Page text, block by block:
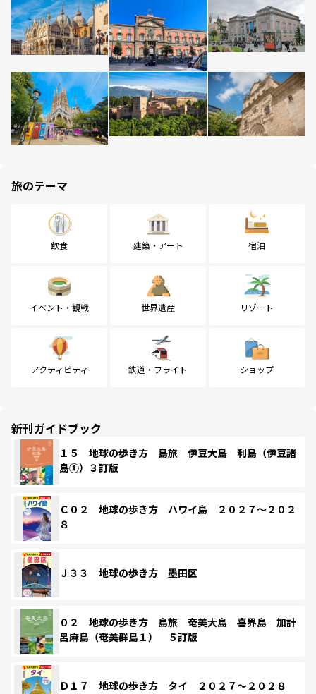
旅のテーマ
飲食 建築・アート 宿泊
イベント・観戦 世界遺産 リゾート
アクティビティ 鉄道・フライト ショップ
新刊ガイドブック
１５ 地球の歩き方 島旅 伊豆大島 利島（伊豆諸
島①）３訂版
Ｃ０２ 地球の歩き方 ハワイ島 ２０２７～２０２
８
Ｊ３３ 地球の歩き方 墨田区
０２ 地球の歩き方 島旅 奄美大島 喜界島 加計
呂麻島（奄美群島１） ５訂版
Ｄ１７ 地球の歩き方 タイ ２０２７～２０２８